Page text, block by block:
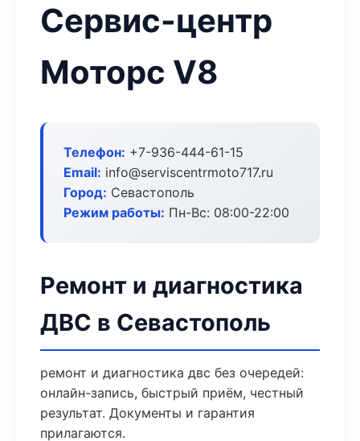
Сервис-центр
Моторс V8
Телефон: +7-936-444-61-15
Email: info@serviscentrmoto717.ru
Город: Севастополь
Режим работы: Пн-Вс: 08:00-22:00
Ремонт и диагностика
ДВС в Севастополь
ремонт и диагностика двс без очередей:
онлайн-запись, быстрый приём, честный
результат. Документы и гарантия
прилагаются.